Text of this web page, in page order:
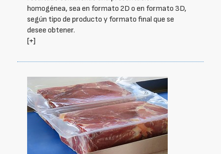
homogénea, sea en formato 2D o en formato 3D,
según tipo de producto y formato final que se
desee obtener.
[+]